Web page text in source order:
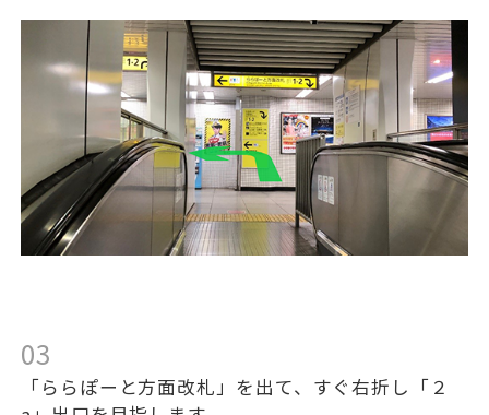
03
「ららぽーと方面改札」を出て、すぐ右折し「２